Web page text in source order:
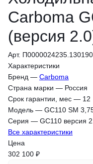
Carboma
(версия
Арт. П0000024235.130190
Характеристики
Бренд — Carboma
Страна марки — Россия
Срок гарантии, мес — 12
Модель — GC110 SM
Серия — GC110 версия
Все характеристики
Цена
302 100 ₽